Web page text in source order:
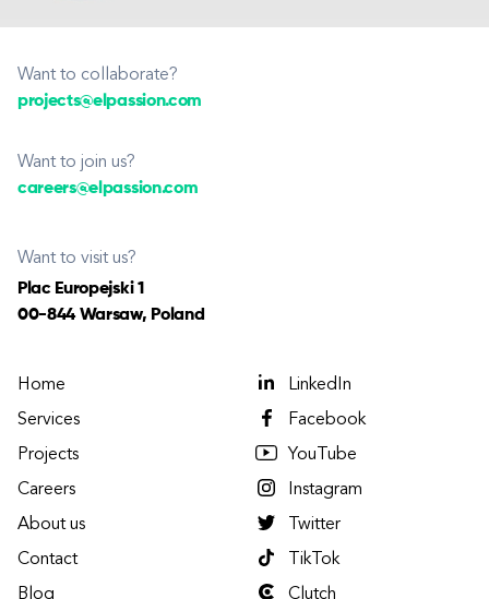
Want to collaborate?
projects@elpassion.com
Want to join us?
careers@elpassion.com
Want to visit us?
Plac Europejski 1
00-844 Warsaw, Poland
Home
Services
Projects
Careers
About us
Contact
Blog
LinkedIn
Facebook
YouTube
Instagram
Twitter
TikTok
Clutch